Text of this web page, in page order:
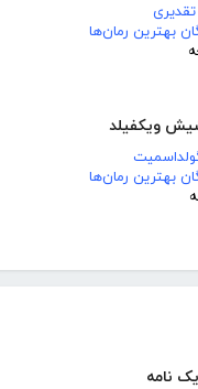
تقدیری
بهترین رمان‌ها
ویکفیلد
بهترین رمان‌ها
نامه